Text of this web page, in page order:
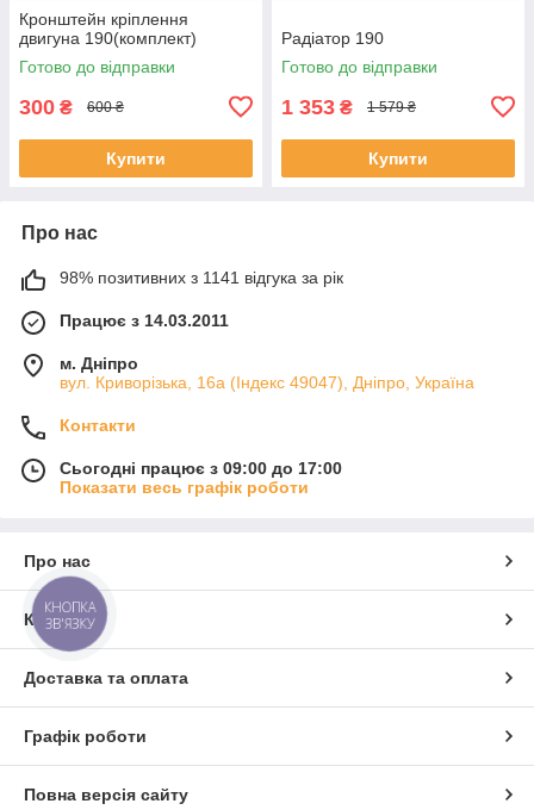
Кронштейн кріплення
двигуна 190(комплект)
Готово до відправки
300 ₴ 600 ₴
Купити
Радіатор 190
Готово до відправки
1 353 ₴ 1 579 ₴
Купити
Про нас
98% позитивних з 1141 відгука за рік
Працює з 14.03.2011
м. Дніпро
вул. Криворізька, 16а (Індекс 49047), Дніпро, Україна
Контакти
Сьогодні працює з 09:00 до 17:00
Показати весь графік роботи
Про нас
Контакти
Доставка та оплата
Графік роботи
Повна версія сайту
КНОПКА
ЗВ'ЯЗКУ